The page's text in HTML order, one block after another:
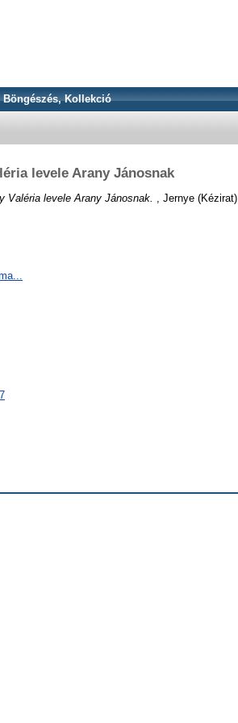
Böngészés, Kollekció
levele Arany Jánosnak
Valéria levele Arany Jánosnak. , Jernye (Kézirat)